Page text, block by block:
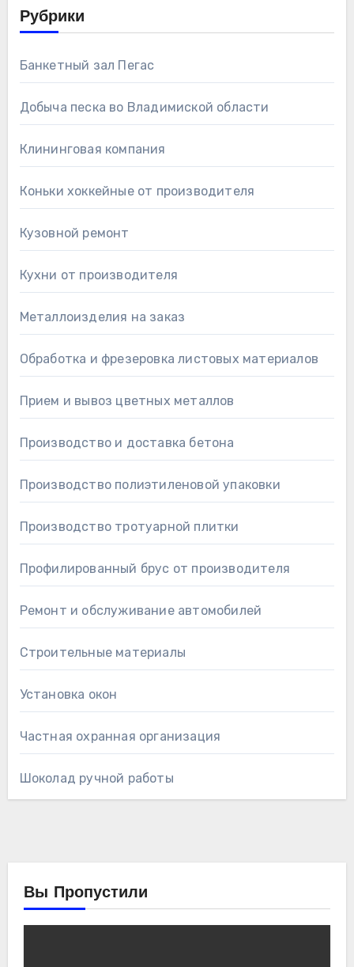
Рубрики
Банкетный зал Пегас
Добыча песка во Владимиской области
Клининговая компания
Коньки хоккейные от производителя
Кузовной ремонт
Кухни от производителя
Металлоизделия на заказ
Обработка и фрезеровка листовых материалов
Прием и вывоз цветных металлов
Производство и доставка бетона
Производство полиэтиленовой упаковки
Производство тротуарной плитки
Профилированный брус от производителя
Ремонт и обслуживание автомобилей
Строительные материалы
Установка окон
Частная охранная организация
Шоколад ручной работы
Вы Пропустили